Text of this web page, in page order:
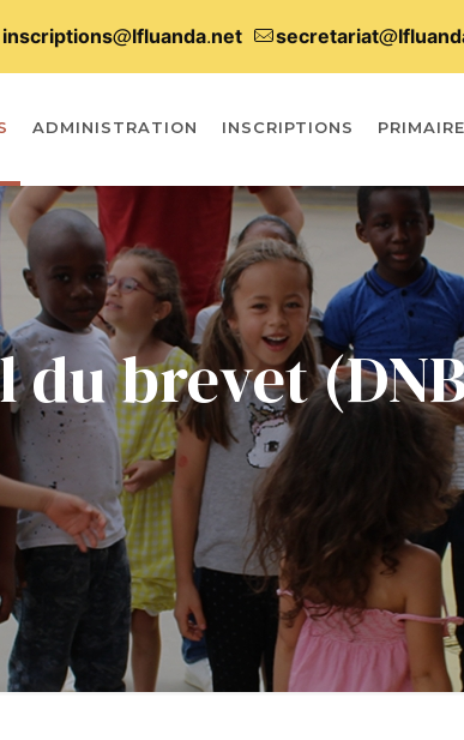
inscriptions@lfluanda.net
ADMINISTRATION INSCRIPTIONS PRIMAIRE
brevet